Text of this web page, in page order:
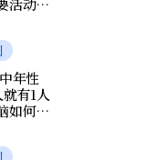
活动一
年性
有1人
如何清